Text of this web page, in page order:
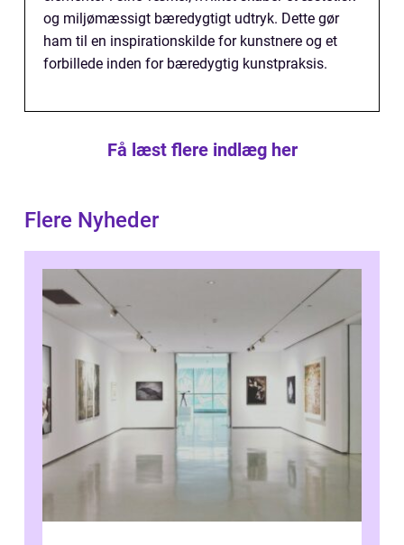
og miljømæssigt bæredygtigt udtryk. Dette gør
ham til en inspirationskilde for kunstnere og et
forbillede inden for bæredygtig kunstpraksis.
Få læst flere indlæg her
Flere Nyheder